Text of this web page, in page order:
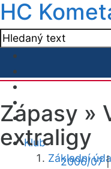
HC
Klub
Základní
Zápasy »
extraligy
2006/07